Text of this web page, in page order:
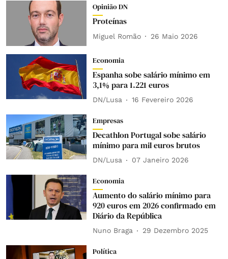
Opinião DN
Proteínas
Miguel Romão 26 Maio 2026
Economia
Espanha sobe salário mínimo em
3,1% para 1.221 euros
DN/Lusa 16 Fevereiro 2026
Empresas
Decathlon Portugal sobe salário
mínimo para mil euros brutos
DN/Lusa 07 Janeiro 2026
Economia
Aumento do salário mínimo para
920 euros em 2026 confirmado em
Diário da República
Nuno Braga 29 Dezembro 2025
Política